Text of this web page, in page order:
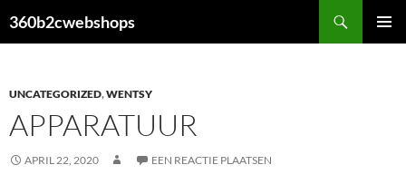
naar
360b2cwebshops
UNCATEGORIZED,WENTSY
APPARATUUR
APRIL 22, 2020 EEN REACTIE PLAATSEN